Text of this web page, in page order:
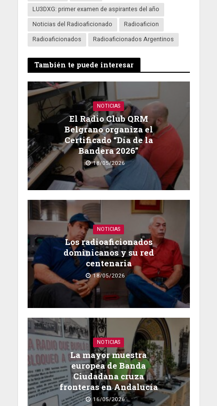
LU3DXG: primer examen de aspirantes del año
Noticias del Radioaficionado
Radioaficion
Radioaficionados
Radioaficionados Argentinos
También te puede interesar
NOTICIAS
El Radio Club QRM
Belgrano organiza el
Certificado “Día de la
Bandera 2026”
18/05/2026
NOTICIAS
Los radioaficionados
dominicanos y su red
centenaria
18/05/2026
NOTICIAS
La mayor muestra
europea de Banda
Ciudadana cruza
fronteras en Andalucía
16/05/2026